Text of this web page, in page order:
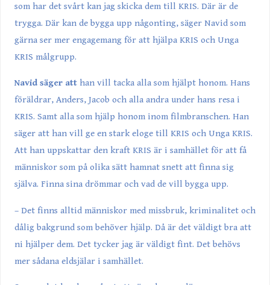
som har det svårt kan jag skicka dem till KRIS. Där är de
trygga. Där kan de bygga upp någonting, säger Navid som
gärna ser mer engagemang för att hjälpa KRIS och Unga
KRIS målgrupp.
Navid säger atthan vill tacka alla som hjälpt honom. Hans
föräldrar, Anders, Jacob och alla andra under hans resa i
KRIS. Samt alla som hjälp honom inom filmbranschen. Han
säger att han vill ge en stark eloge till KRIS och Unga KRIS.
Att han uppskattar den kraft KRIS är i samhället för att få
människor som på olika sätt hamnat snett att finna sig
själva. Finna sina drömmar och vad de vill bygga upp.
– Det finns alltid människor med missbruk, kriminalitet och
dålig bakgrund som behöver hjälp. Då är det väldigt bra att
ni hjälper dem. Det tycker jag är väldigt fint. Det behövs
mer sådana eldsjälar i samhället.